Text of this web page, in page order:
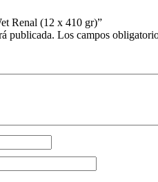
Renal (12 x 410 gr)”
publicada. Los campos